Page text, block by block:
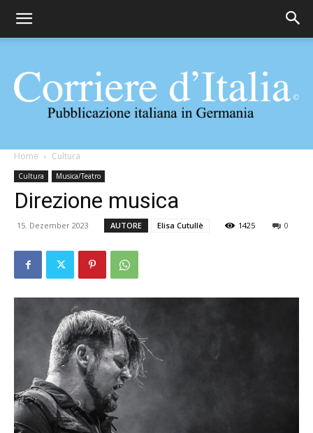
Corriere
d'Italia
Home Cultura
Cultura Musica/Teatro
Direzione musica
15. Dezember 2023 AUTORE Elisa Cutullè 1425 0